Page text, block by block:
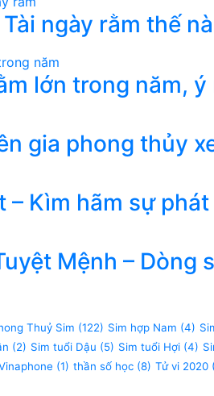
ngày rằm thế
lớn trong năm,
gia phong thủy
– Kìm hãm sự
Mệnh – Dòng
Thuỷ Sim (122) Sim hợp Nam (4)
(2) Sim tuổi Dậu (5) Sim tuổi Hợi (4)
(1) thần số học (8) Tử vi 2020